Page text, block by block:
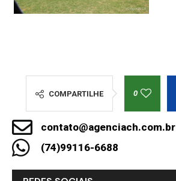
COMPARTILHE 0
contato@agenciach.com.br
(74)99116-6688